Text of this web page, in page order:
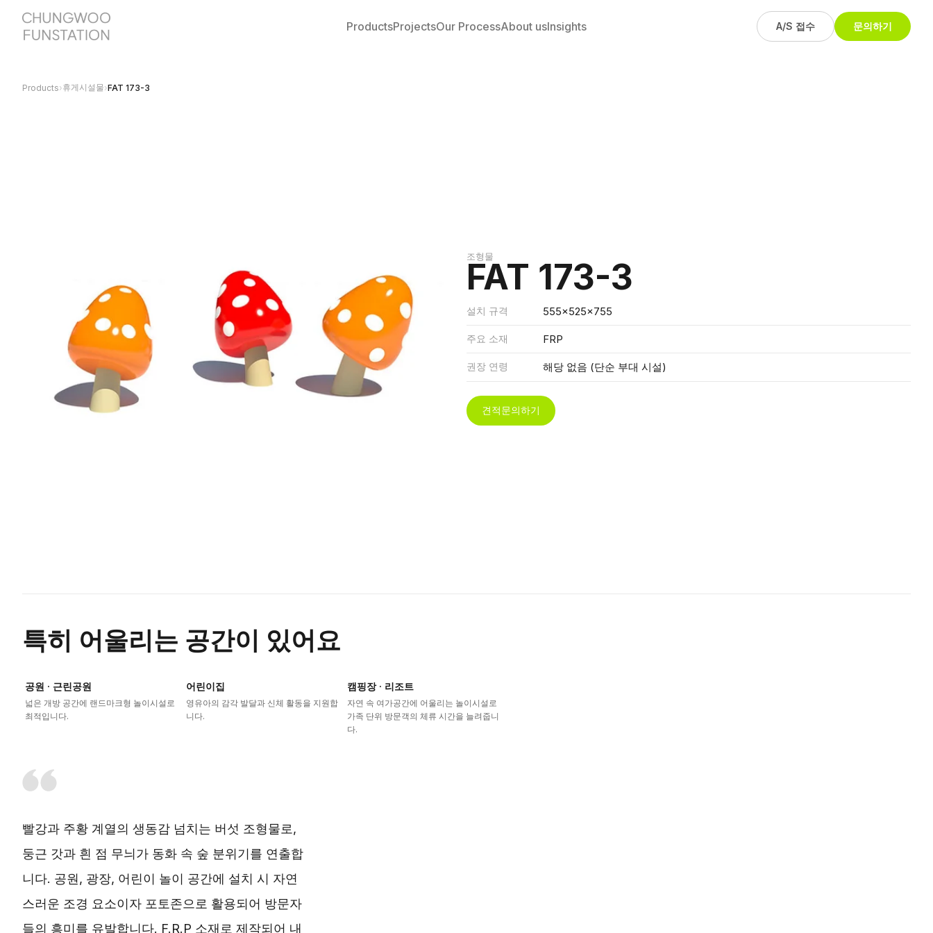
ProductsProjectsOur ProcessAbout usInsights A/S 접수 문의하기
Products›휴게시설물›FAT 173-3
조형물
FAT 173-3
설치 규격 555x525x755
주요 소재 FRP
권장 연령 해당 없음 (단순 부대 시설)
견적문의하기
특히 어울리는 공간이 있어요
공원 · 근린공원
넓은 개방 공간에 랜드마크형 놀이시설로
최적입니다.
어린이집
영유아의 감각 발달과 신체 활동을 지원합
니다.
캠핑장 · 리조트
자연 속 여가공간에 어울리는 놀이시설로
가족 단위 방문객의 체류 시간을 늘려줍니
다.
빨강과 주황 계열의 생동감 넘치는 버섯 조형물로,
둥근 갓과 흰 점 무늬가 동화 속 숲 분위기를 연출합
니다. 공원, 광장, 어린이 놀이 공간에 설치 시 자연
스러운 조경 요소이자 포토존으로 활용되어 방문자
들의 흥미를 유발합니다. F.R.P 소재로 제작되어 내